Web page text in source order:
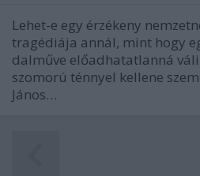
Lehet-e egy érzékeny
tragédiája annál, mint hogy
dalműve előadhatatlanná
szomorú ténnyel kellene
János…